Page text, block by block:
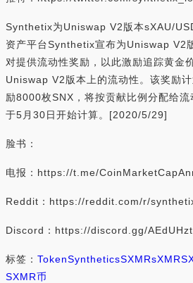
Synthetix为Uniswap V2版本sXAU/
资产平台Synthetix宣布为Uniswap V2
对提供流动性奖励，以此激励追踪黄金
Uniswap V2版本上的流动性。该奖励
励8000枚SNX，将按贡献比例分配给
于5月30日开始计算。[2020/5/29]
脸书：
电报：https://t.me/
Reddit：https://reddit.com/r/
Discord：https://discord.gg/AEdUHzt
标签： TokenSyntheticsSXMRsXMR
SXMR币